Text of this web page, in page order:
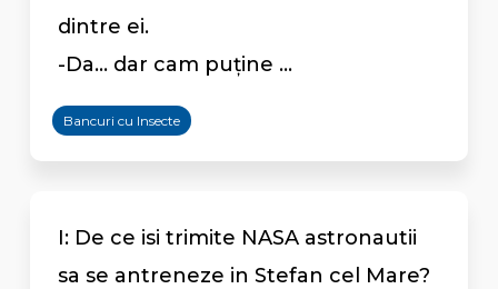
dintre ei.
-Da... dar cam puține ...
Bancuri cu Insecte
I: De ce isi trimite NASA astronautii
sa se antreneze in Stefan cel Mare?